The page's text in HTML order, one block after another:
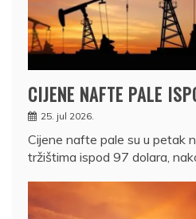
CIJENE NAFTE PALE
25. jul 2026.
Cijene nafte pale su u petak
tržištima ispod 97 dolara,